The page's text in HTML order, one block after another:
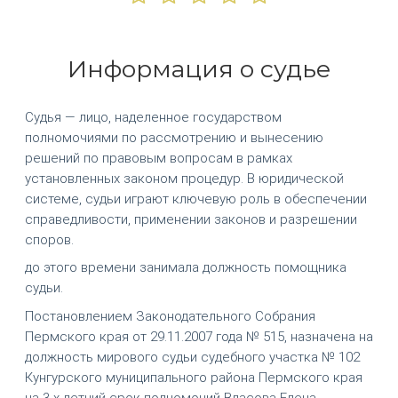
Информация о судье
Судья — лицо, наделенное государством
полномочиями по рассмотрению и вынесению
решений по правовым вопросам в рамках
установленных законом процедур. В юридической
системе, судьи играют ключевую роль в обеспечении
справедливости, применении законов и разрешении
споров.
до этого времени занимала должность помощника
судьи.
Постановлением Законодательного Собрания
Пермского края от 29.11.2007 года № 515, назначена на
должность мирового судьи судебного участка № 102
Кунгурского муниципального района Пермского края